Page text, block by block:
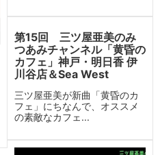
第15回 三ツ屋亜美のみ
つあみチャンネル「黄昏の
カフェ」神戸・明日香 伊
川谷店＆Sea West
三ツ屋亜美が新曲「黄昏のカ
フェ」にちなんで、オススメ
の素敵なカフェ...